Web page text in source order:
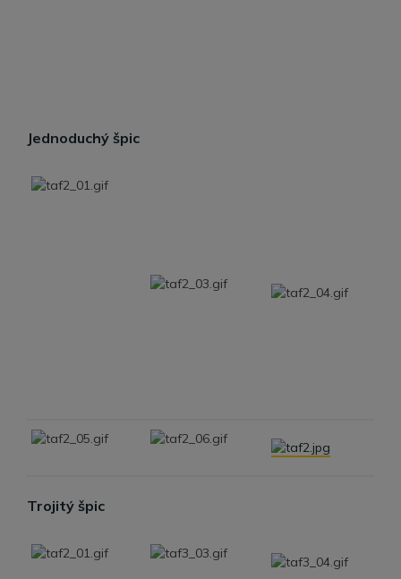
Jednoduchý špic
Trojitý špic